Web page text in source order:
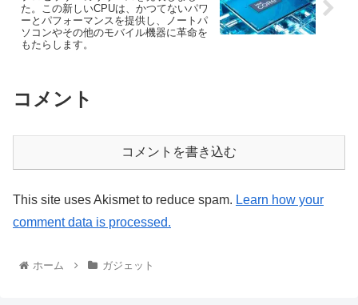
た。この新しいCPUは、かつてないパワ
ーとパフォーマンスを提供し、ノートパ
ソコンやその他のモバイル機器に革命を
もたらします。
コメント
コメントを書き込む
This site uses Akismet to reduce spam. Learn how your
comment data is processed.
ホーム ガジェット